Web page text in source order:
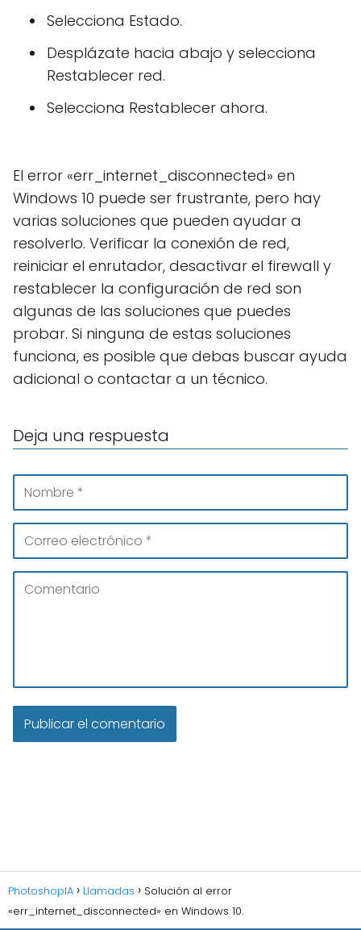
Selecciona Estado.
Desplázate hacia abajo y selecciona
Restablecer red.
Selecciona Restablecer ahora.
El error «err_internet_disconnected» en
Windows 10 puede ser frustrante, pero hay
varias soluciones que pueden ayudar a
resolverlo. Verificar la conexión de red,
reiniciar el enrutador, desactivar el firewall y
restablecer la configuración de red son
algunas de las soluciones que puedes
probar. Si ninguna de estas soluciones
funciona, es posible que debas buscar ayuda
adicional o contactar a un técnico.
Deja una respuesta
PhotoshopIA Llamadas
Solución al error
«err_internet_disconnected» en Windows 10.